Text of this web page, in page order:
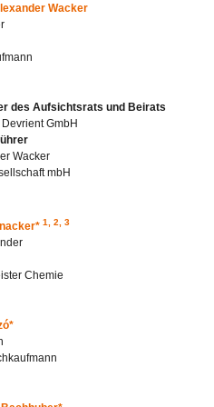
Wacker
des Aufsichtsrats und Beirats
GmbH
Wacker
mbH
1, 2, 3
Chemie